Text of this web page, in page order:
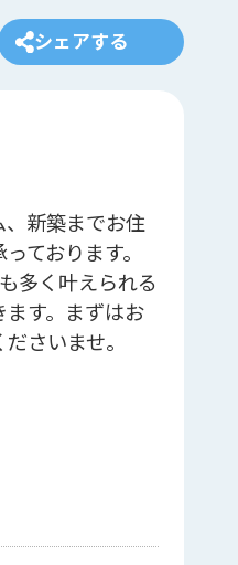
シェアする
新築までお住
ております。
多く叶えられる
す。まずはお
さいませ。